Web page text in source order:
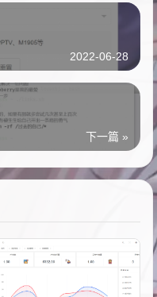
2022-06-28
下一篇 »